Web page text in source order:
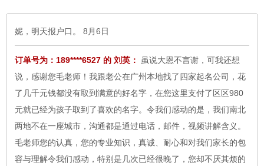
妮，明天报户口。8月6日
说，感谢您毛老师！我跟老公在广州本地找了四家起名公司，花
了几千元钱都没有取到满意的好名字，在您这里支付了区区980
元就已经为孩子取到了喜欢的名字。令我们感动的是，我们南北
两地不在一座城市，沟通都是通过电话，邮件，视频讲解含义。
毛老师您的认真，您的专业知识，真诚、耐心和对我们家长的包
容与理解令我们感动，特别是几次已经很晚了，您却不厌其烦的
为我们解答问题，为我讲解名字寓意，让我非常满意。感谢您真
订单号为：135****4589的 四川涪陵崔小姐：您给孩子